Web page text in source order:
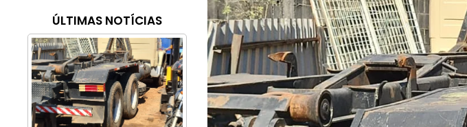
ÚLTIMAS NOTÍCIAS